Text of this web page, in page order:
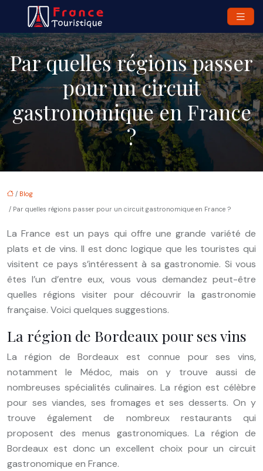
Par quelles régions passer
pour un circuit
gastronomique en France
?
/ Blog
/ Par quelles régions passer pour un circuit gastronomique en France ?
La France est un pays qui offre une grande variété de
plats et de vins. Il est donc logique que les touristes qui
visitent ce pays s’intéressent à sa gastronomie. Si vous
êtes l’un d’entre eux, vous vous demandez peut-être
quelles régions visiter pour découvrir la gastronomie
française. Voici quelques suggestions.
La région de Bordeaux pour ses vins
La région de Bordeaux est connue pour ses vins,
notamment le Médoc, mais on y trouve aussi de
nombreuses spécialités culinaires. La région est célèbre
pour ses viandes, ses fromages et ses desserts. On y
trouve également de nombreux restaurants qui
proposent des menus gastronomiques. La région de
Bordeaux est donc un excellent choix pour un circuit
gastronomique en France.